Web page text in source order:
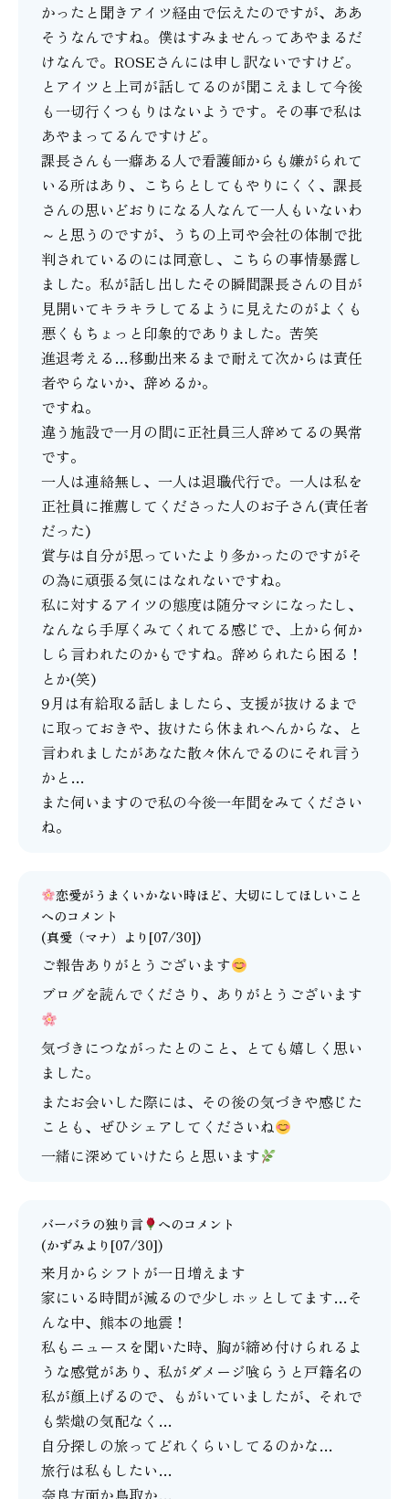
かったと聞きアイツ経由で伝えたのですが、ああ
そうなんですね。僕はすみませんってあやまるだ
けなんで。ROSEさんには申し訳ないですけど。
とアイツと上司が話してるのが聞こえまして今後
も一切行くつもりはないようです。その事で私は
あやまってるんですけど。
課長さんも一癖ある人で看護師からも嫌がられて
いる所はあり、こちらとしてもやりにくく、課長
さんの思いどおりになる人なんて一人もいないわ
～と思うのですが、うちの上司や会社の体制で批
判されているのには同意し、こちらの事情暴露し
ました。私が話し出したその瞬間課長さんの目が
見開いてキラキラしてるように見えたのがよくも
悪くもちょっと印象的でありました。苦笑
進退考える…移動出来るまで耐えて次からは責任
者やらないか、辞めるか。
ですね。
違う施設で一月の間に正社員三人辞めてるの異常
です。
一人は連絡無し、一人は退職代行で。一人は私を
正社員に推薦してくださった人のお子さん(責任者
だった)
賞与は自分が思っていたより多かったのですがそ
の為に頑張る気にはなれないですね。
私に対するアイツの態度は随分マシになったし、
なんなら手厚くみてくれてる感じで、上から何か
しら言われたのかもですね。辞められたら困る！
とか(笑)
9月は有給取る話しましたら、支援が抜けるまで
に取っておきや、抜けたら休まれへんからな、と
言われましたがあなた散々休んでるのにそれ言う
かと…
また伺いますので私の今後一年間をみてください
ね。
恋愛がうまくいかない時ほど、大切にしてほしいこと
へのコメント
(真愛（マナ） より[07/30])
ご報告ありがとうございます
ブログを読んでくださり、ありがとうございます
気づきにつながったとのこと、とても嬉しく思い
ました。
またお会いした際には、その後の気づきや感じた
ことも、ぜひシェアしてくださいね
一緒に深めていけたらと思います
バーバラの独り言
へのコメント
(かずみより[07/30])
来月からシフトが一日増えます
家にいる時間が減るので少しホッとしてます…そ
んな中、熊本の地震！
私もニュースを聞いた時、胸が締め付けられるよ
うな感覚があり、私がダメージ喰らうと戸籍名の
私が顔上げるので、もがいていましたが、それで
も紫熾の気配なく…
自分探しの旅ってどれくらいしてるのかな…
旅行は私もしたい…
奈良方面か鳥取か…